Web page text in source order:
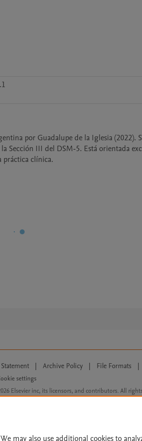
por Guadalupe de la Iglesia (2022).
Sección III del DSM-5. Está orientada
práctica clínica.
| Archive Policy | File Formats |
settings
Elsevier inc, its licensors, and contributors. All
licensing terms apply.
may also use additional cookies to